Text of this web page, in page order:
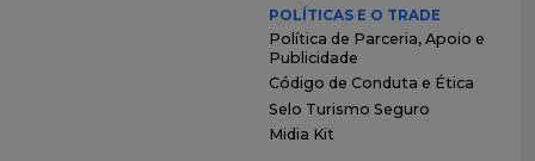
POLÍTICAS E O TRADE
Política de Parceria, Apoio e
Publicidade
Código de Conduta e Ética
Selo Turismo Seguro
Midia Kit